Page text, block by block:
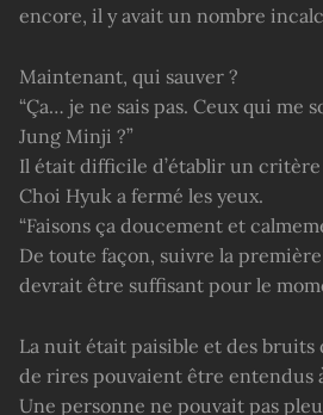
encore, il y avait un nombre
Maintenant, qui sauver ?
“Ça… je ne sais pas. Ceux qui me
Jung Minji ?”
Il était difficile d’établir un
Choi Hyuk a fermé les yeux.
“Faisons ça doucement et
De toute façon, suivre la
devrait être suffisant pour le
La nuit était paisible et des bruits
de rires pouvaient être entendus
Une personne ne pouvait pas